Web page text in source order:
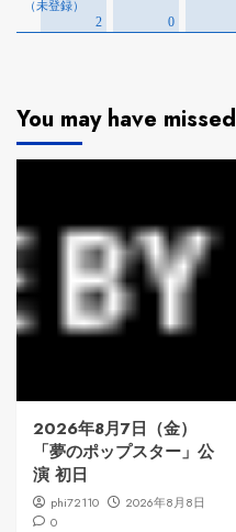
You may have missed
2026年8月7日（金）
「夢のポップスター」公
演 初日
phi72110
2026年8月8日
0